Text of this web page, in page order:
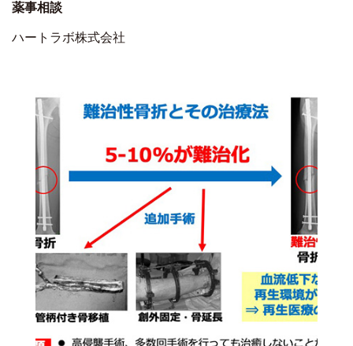
薬事相談
ハートラボ株式会社